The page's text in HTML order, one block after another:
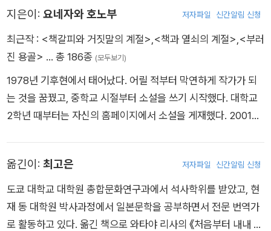
그리고 그 사건들의 한복판에서, 이지러지고 기괴하지만 시종일
잠깐씩 내비치며 서서히 본색을, 그들의 환상을 드러낸다.
개인의 환상이 현실을 침범하고, 이윽고 몽상의 정수를 담은 한
문장이 눈앞에 등장하면 독자는 비로소 서늘하고 담담하게 쌓아
올린 단서들이 씁쓸하고 텁텁하게 붕괴하는 광경을 보게 된다.
유서 깊은 단서와 추리의 문법은 적어도 이 소설집 안에서는 조연
지은이: 요네자와 호노부 저자파일 신간알림 신청
최근작 : <책갈피와 거짓말의 계절> <책과 열쇠의 계절> <부러
진 용골> … 총 186종 (모두보기)
1978년 기후현에서 태어났다. 어릴 적부터 막연하게 작가가 되
는 것을 꿈꿨고, 중학교 시절부터 소설을 쓰기 시작했다. 대학교
2학년 때부터는 자신의 홈페이지에서 소설을 게재했다. 2001년,
에서 근무하며 글을 쓰다가 도쿄로 나오면서 전업 작가가 된다.
클로즈드 서클을 그린 신본격 미스터리 『인사이트 밀』로 제8회
본격 미스터리 대상 후보, 다섯 개의 리들 스토리 『추상오단장』으
로 제63회 일본 추리작가협회상 후보와 제10회 본격 미스터리
옮긴이: 최고은 저자파일 신간알림 신청
도쿄 대학교 대학원 총합문화연구과에서 석사학위를 받았고, 현
재 동 대학원 박사과정에서 일본문학을 공부하면서 전문 번역가
로 활동하고 있다. 옮긴 책으로 와타야 리사의 《처음부터 내내 좋